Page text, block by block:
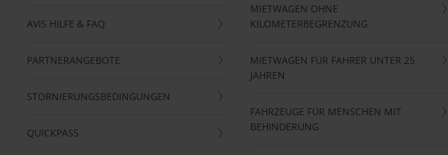
AVIS HILFE & FAQ
PARTNERANGEBOTE
STORNIERUNGSBEDINGUNGEN
QUICKPASS
MIETWAGEN OHNE
KILOMETERBEGRENZUNG
MIETWAGEN FÜR FAHRER UNTER 25
JAHREN
FAHRZEUGE FÜR MENSCHEN MIT
BEHINDERUNG